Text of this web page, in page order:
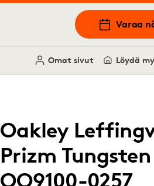
Varaa
Omat sivut Löydä
Oakley
Prizm Tungsten
OO9100-0257